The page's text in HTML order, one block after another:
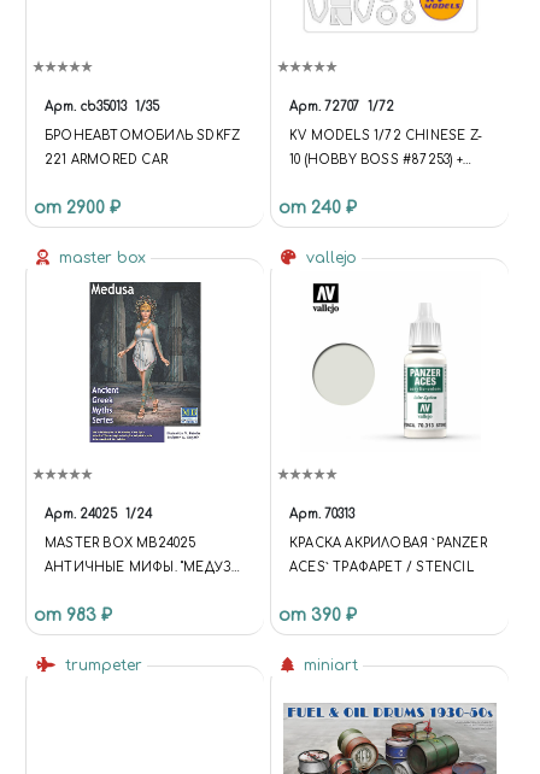
Арт. cb35013 1/35
БРОНЕАВТОМОБИЛЬ SDKFZ
221 ARMORED CAR
от 2900 ₽
Арт. 72707 1/72
KV MODELS 1/72 CHINESE Z-
10 (HOBBY BOSS #87253) +
от 240 ₽
master box
Арт. 24025 1/24
MASTER BOX MB24025
АНТИЧНЫЕ МИФЫ. "МЕДУЗА"
UNIVERSE.SITE.ID = 'S1';
UNIVERSE.SITE.DIRECTORY =
'/'; UNIVERSE.TEMPLATE.ID =
от 983 ₽
vallejo
Арт. 70313
КРАСКА АКРИЛОВАЯ `PANZER
ACES` ТРАФАРЕТ / STENCIL
от 390 ₽
trumpeter miniart